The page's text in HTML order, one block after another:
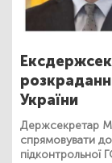
України
Держсекретар
спрямовувати
підконтрольної